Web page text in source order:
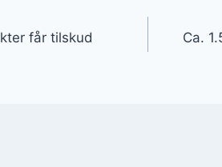
får tilskud
Ca.